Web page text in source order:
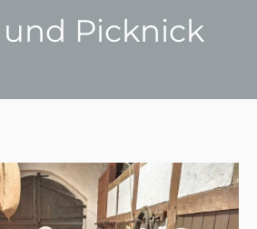
Picknick